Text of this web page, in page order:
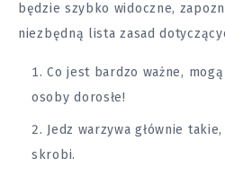
będzie szybko widoczne,
niezbędną lista zasad
Co jest bardzo ważne,
osoby dorosłe!
Jedz warzywa głównie
skrobi.